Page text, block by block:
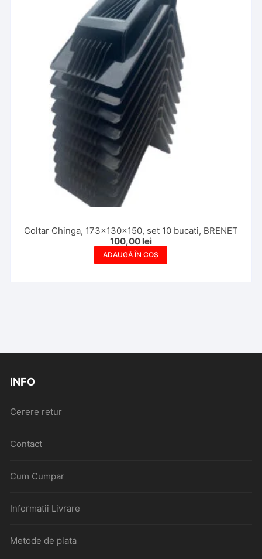
Coltar Chinga, 173x130x150, set 10 bucati, BRENET
100,00 lei
ADAUGĂ ÎN COȘ
INFO
Cerere retur
Contact
Cum Cumpar
Informatii Livrare
Metode de plata